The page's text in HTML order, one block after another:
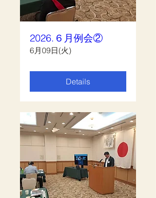
2026.６月例会②
6月09日(火)
Details